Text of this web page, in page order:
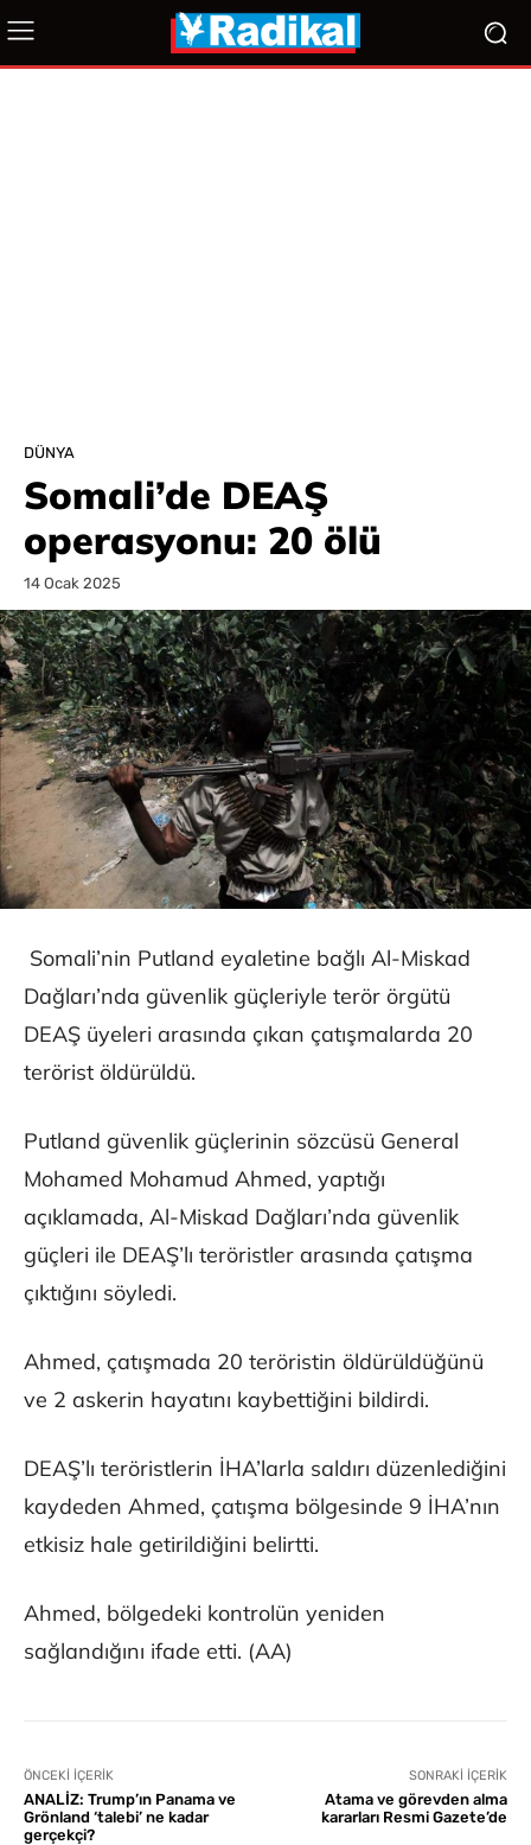
DÜNYA
Somali’de DEAŞ
operasyonu: 20 ölü
14 Ocak 2025
Somali’nin Putland eyaletine bağlı Al-Miskad
Dağları’nda güvenlik güçleriyle terör örgütü
DEAŞ üyeleri arasında çıkan çatışmalarda 20
terörist öldürüldü.
Putland güvenlik güçlerinin sözcüsü General
Mohamed Mohamud Ahmed, yaptığı
açıklamada, Al-Miskad Dağları’nda güvenlik
güçleri ile DEAŞ’lı teröristler arasında çatışma
çıktığını söyledi.
Ahmed, çatışmada 20 teröristin öldürüldüğünü
ve 2 askerin hayatını kaybettiğini bildirdi.
DEAŞ’lı teröristlerin İHA’larla saldırı düzenlediğini
kaydeden Ahmed, çatışma bölgesinde 9 İHA’nın
etkisiz hale getirildiğini belirtti.
Ahmed, bölgedeki kontrolün yeniden
sağlandığını ifade etti. (AA)
ÖNCEKI İÇERIK
ANALİZ: Trump’ın Panama ve
Grönland ‘talebi’ ne kadar
gerçekçi?
SONRAKI İÇERIK
Atama ve görevden alma
kararları Resmi Gazete’de